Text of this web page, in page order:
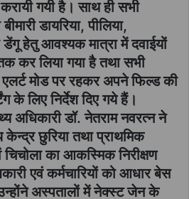
गयी है। साथ ही सभी
डायरिया, पीलिया,
हेतु आवश्यक मात्रा में दवाईयों
कर लिया गया है तथा सभी
एलर्ट मोड पर रहकर अपने फिल्ड की
के लिए निर्देश दिए गये हैं।
अधिकारी डॉ. नेतराम नवरत्न ने
छुरिया तथा प्राथमिक
चिचोला का आकस्मिक निरीक्षण
एवं कर्मचारियों को आधार बेस
अस्पतालों में नेक्स्ट जेन के